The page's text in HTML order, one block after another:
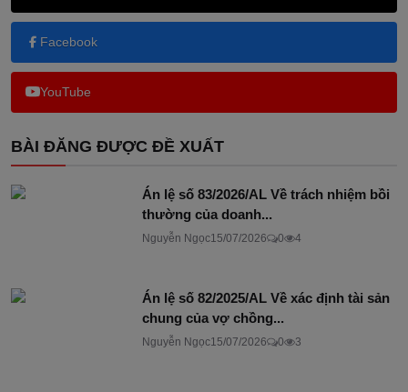
Facebook
YouTube
BÀI ĐĂNG ĐƯỢC ĐỀ XUẤT
Án lệ số 83/2026/AL Về trách nhiệm bồi
thường của doanh...
Nguyễn Ngọc15/07/2026 0 4
Án lệ số 82/2025/AL Về xác định tài sản
chung của vợ chồng...
Nguyễn Ngọc15/07/2026 0 3